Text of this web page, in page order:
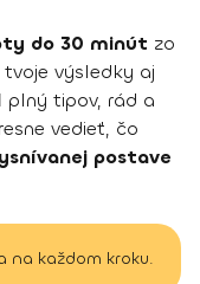
do 30 minút zo
výsledky aj
plný tipov, rád a
vedieť, čo
postave
na každom kroku.